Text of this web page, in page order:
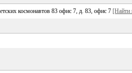
космонавтов 83 офис 7, д. 83, офис 7 [Найти